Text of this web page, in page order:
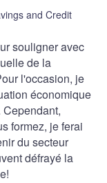
and Credit
souligner avec
de la
l'occasion, je
économique
formez, je ferai
du secteur
défrayé la